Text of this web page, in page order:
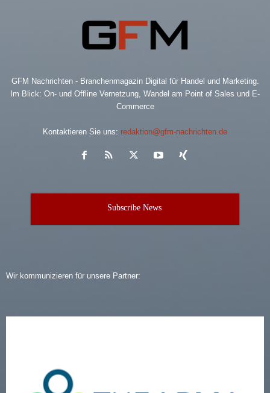
GFM Nachrichten - Branchenmagazin Digital für Handel und Marketing.
Im Blick: On- und Offline Vernetzung, Wandel am Point of Sales und E-
Commerce
Kontaktieren Sie uns: redaktion@gfm-nachrichten.de
Subscribe News
Wir kommunizieren für unsere Partner: